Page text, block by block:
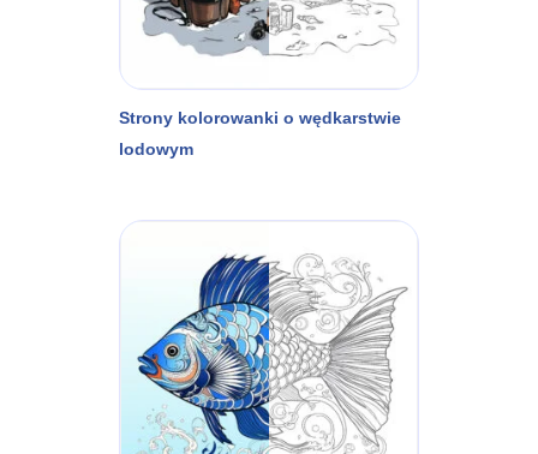
Strony kolorowanki o wędkarstwie
lodowym